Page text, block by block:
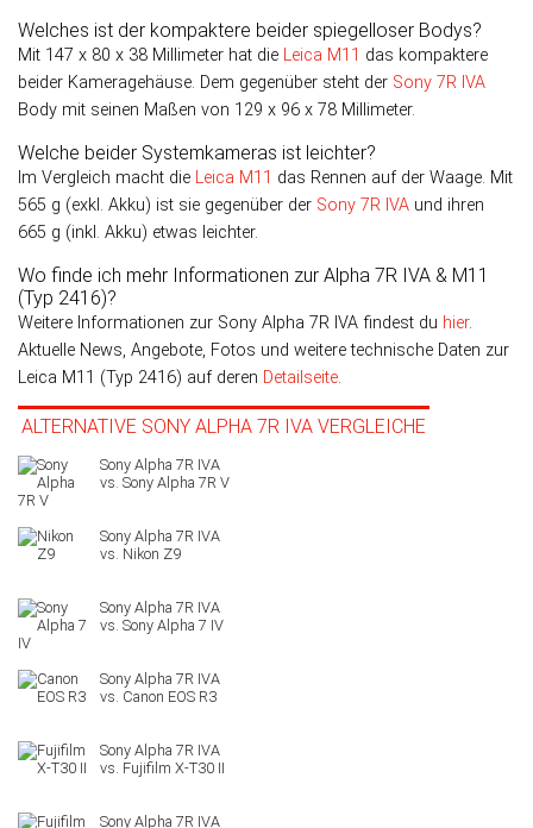
Welches ist der kompaktere beider spiegelloser Bodys?
Mit 147 x 80 x 38 Millimeter hat die Leica M11 das kompaktere
beider Kameragehäuse. Dem gegenüber steht der Sony 7R IVA
Body mit seinen Maßen von 129 x 96 x 78 Millimeter.
Welche beider Systemkameras ist leichter?
Im Vergleich macht die Leica M11 das Rennen auf der Waage. Mit
565 g (exkl. Akku) ist sie gegenüber der Sony 7R IVA und ihren
665 g (inkl. Akku) etwas leichter.
Wo finde ich mehr Informationen zur Alpha 7R IVA & M11
(Typ 2416)?
Weitere Informationen zur Sony Alpha 7R IVA findest du hier.
Aktuelle News, Angebote, Fotos und weitere technische Daten zur
Leica M11 (Typ 2416) auf deren Detailseite.
ALTERNATIVE SONY ALPHA 7R IVA VERGLEICHE
Sony Alpha 7R V
Nikon Z9
Sony Alpha 7 IV
Canon EOS R3
Fujifilm X-T30 II